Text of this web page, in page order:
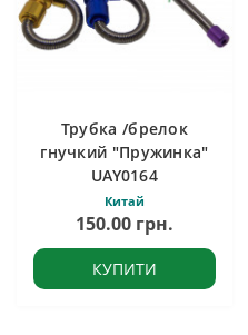
Трубка /брелок
гнучкий "Пружинка"
UAY0164
Китай
150.00 грн.
КУПИТИ